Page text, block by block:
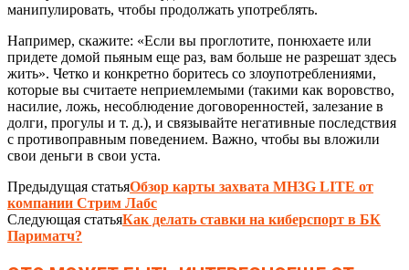
манипулировать, чтобы продолжать употреблять.
Например, скажите: «Если вы проглотите, понюхаете или
придете домой пьяным еще раз, вам больше не разрешат здесь
жить». Четко и конкретно боритесь со злоупотреблениями,
которые вы считаете неприемлемыми (такими как воровство,
насилие, ложь, несоблюдение договоренностей, залезание в
долги, прогулы и т. д.), и связывайте негативные последствия
с противоправным поведением. Важно, чтобы вы вложили
свои деньги в свои уста.
Предыдущая статьяОбзор карты захвата MH3G LITE от
компании Стрим Лабс
Следующая статьяКак делать ставки на киберспорт в БК
Париматч?